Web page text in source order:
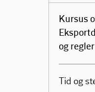
Kursus
og regler
Tid og